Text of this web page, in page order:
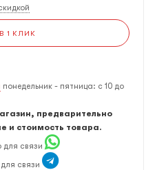
1 КЛИК
понедельник - пятница: с 10 до
предварительно
и стоимость товара.
для связи
связи